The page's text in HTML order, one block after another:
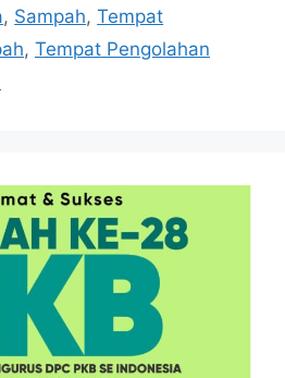
, Sampah,Tempat
, Tempat Pengolahan